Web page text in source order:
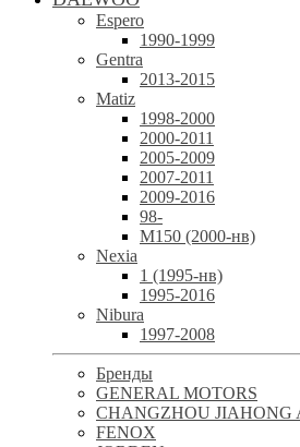
Espero
1990-1999
Gentra
2013-2015
Matiz
1998-2000
2000-2011
2005-2009
2007-2011
2009-2016
98-
М150 (2000-нв)
Nexia
1 (1995-нв)
1995-2016
Nibura
1997-2008
Бренды
GENERAL MOTORS
CHANGZHOU JIAHONG
FENOX